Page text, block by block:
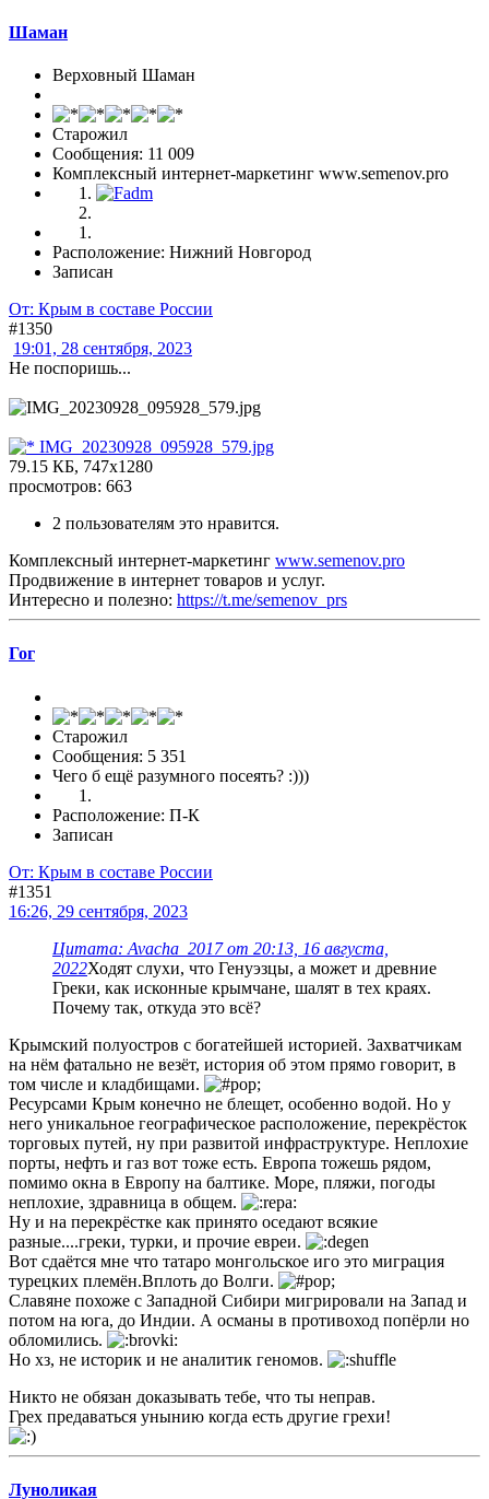
Шаман
Верховный Шаман
Старожил
Сообщения: 11 009
Комплексный интернет-маркетинг www.semenov.pro
Расположение: Нижний Новгород
Записан
От: Крым в составе России
#1350
19:01, 28 сентября, 2023
Не поспоришь...
IMG_20230928_095928_579.jpg
79.15 КБ, 747x1280
просмотров: 663
2 пользователям это нравится.
Комплексный интернет-маркетинг www.semenov.pro
Продвижение в интернет товаров и услуг.
Интересно и полезно: https://t.me/semenov_prs
Гог
Старожил
Сообщения: 5 351
Чего б ещё разумного посеять? :)))
Расположение: П-К
Записан
От: Крым в составе России
#1351
16:26, 29 сентября, 2023
Цитата: Avacha_2017 от 20:13, 16 августа,
2022Ходят слухи, что Генуэзцы, а может и древние
Греки, как исконные крымчане, шалят в тех краях.
Почему так, откуда это всё?
Крымский полуостров с богатейшей историей. Захватчикам
на нём фатально не везёт, история об этом прямо говорит, в
том числе и кладбищами.
Ресурсами Крым конечно не блещет, особенно водой. Но у
него уникальное географическое расположение, перекрёсток
торговых путей, ну при развитой инфраструктуре. Неплохие
порты, нефть и газ вот тоже есть. Европа тожешь рядом,
помимо окна в Европу на балтике. Море, пляжи, погоды
неплохие, здравница в общем.
Ну и на перекрёстке как принято оседают всякие
разные....греки, турки, и прочие евреи.
Вот сдаётся мне что татаро монгольское иго это миграция
турецких племён.Вплоть до Волги.
Славяне похоже с Западной Сибири мигрировали на Запад и
потом на юга, до Индии. А османы в противоход попёрли но
обломились.
Но хз, не историк и не аналитик геномов.
Никто не обязан доказывать тебе, что ты неправ.
Грех предаваться унынию когда есть другие грехи!
Луноликая